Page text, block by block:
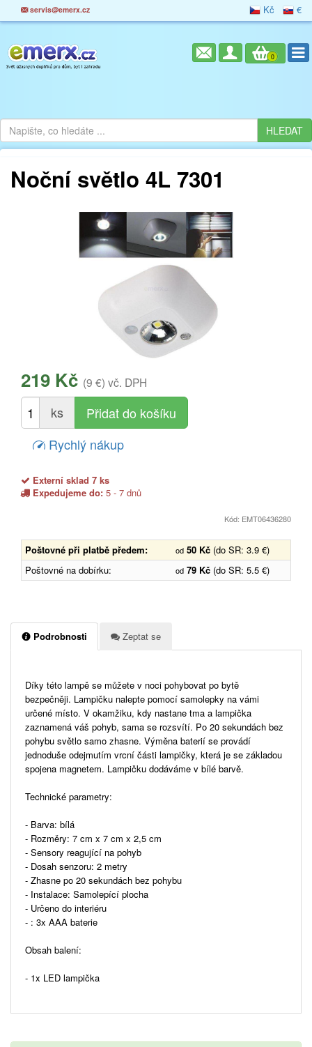
servis@emerx.cz Kč €
0
Noční světlo 4L 7301
219 Kč (9 €) vč. DPH
ks
Rychlý nákup
Externí sklad 7 ks
Expedujeme do: 5 - 7 dnů
Kód: EMT06436280
Poštovné při platbě předem: od 50 Kč (do SR: 3.9 €)
Poštovné na dobírku:
od 79 Kč (do SR: 5.5 €)
Podrobnosti Zeptat se
Díky této lampě se můžete v noci pohybovat po bytě
bezpečněji. Lampičku nalepte pomocí samolepky na vámi
určené místo. V okamžiku, kdy nastane tma a lampička
zaznamená váš pohyb, sama se rozsvítí. Po 20 sekundách bez
pohybu světlo samo zhasne. Výměna baterií se provádí
jednoduše odejmutím vrcní části lampičky, která je se základou
spojena magnetem. Lampičku dodáváme v bílé barvě.
Technické parametry:
- Barva: bílá
- Rozměry: 7 cm x 7 cm x 2,5 cm
- Sensory reagující na pohyb
- Dosah senzoru: 2 metry
- Zhasne po 20 sekundách bez pohybu
- Instalace: Samolepící plocha
- Určeno do interiéru
- : 3x AAA baterie
Obsah balení:
- 1x LED lampička